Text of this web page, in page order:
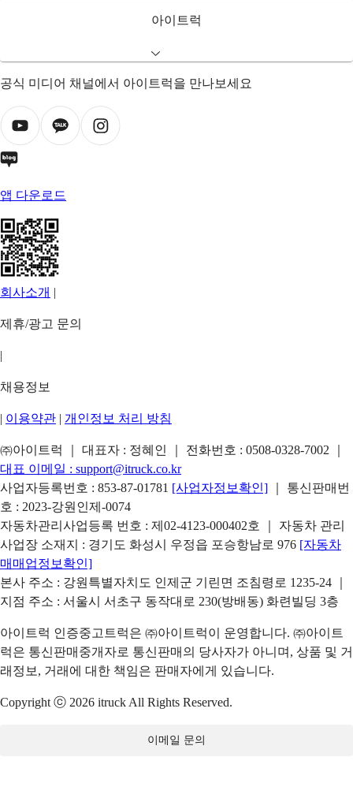
아이트럭
공식 미디어 채널에서 아이트럭을 만나보세요
앱 다운로드
회사소개 |
제휴/광고 문의
|
채용정보
| 이용약관 | 개인정보 처리 방침
㈜아이트럭 ｜ 대표자 : 정혜인 ｜ 전화번호 : 0508-0328-7002
대표 이메일 : support@itruck.co.kr
사업자등록번호 : 853-87-01781 [사업자정보확인]
｜ 통신판매번
호 : 2023-강원인제-0074
자동차관리사업등록 번호 : 제02-4123-000402호 ｜ 자동차 관리
사업장 소재지 : 경기도 화성시 우정읍 포승항남로 976 [자동차
매매업정보확인]
본사 주소 : 강원특별자치도 인제군 기린면 조침령로 1235-24 ｜
지점 주소 : 서울시 서초구 동작대로 230(방배동) 화련빌딩 3층
아이트럭 인증중고트럭은 ㈜아이트럭이 운영합니다. ㈜아이트
럭은 통신판매중개자로 통신판매의 당사자가 아니며, 상품 및 거
래정보, 거래에 대한 책임은 판매자에게 있습니다.
Copyright ⓒ 2026 itruck All Rights Reserved.
이메일 문의